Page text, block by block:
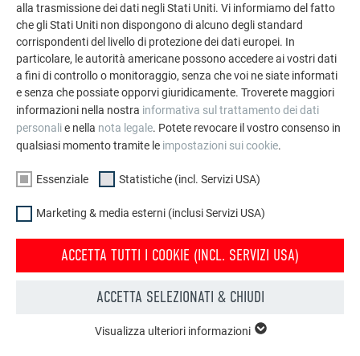
MONTAGGIO SISTEMA DI MONTAGGIO PER
PANNELLI FOTOVOLTAICI PREVARIO
nuovo sistema di montaggio per pannelli fotovoltaici
alla trasmissione dei dati negli Stati Uniti. Vi informiamo del fatto
che gli Stati Uniti non dispongono di alcuno degli standard
corrispondenti del livello di protezione dei dati europei. In
particolare, le autorità americane possono accedere ai vostri dati
a fini di controllo o monitoraggio, senza che voi ne siate informati
e senza che possiate opporvi giuridicamente. Troverete maggiori
informazioni nella nostra informativa sul trattamento dei dati
personalie nella nota legale. Potete revocare il vostro consenso in
qualsiasi momento tramite le impostazioni sui cookie.
Essenziale Statistiche (incl. Servizi USA)
Marketing & media esterni (inclusi Servizi USA)
ACCETTA TUTTI I COOKIE (INCL. SERVIZI USA)
ACCETTA SELEZIONATI & CHIUDI
Visualizza ulteriori informazioni